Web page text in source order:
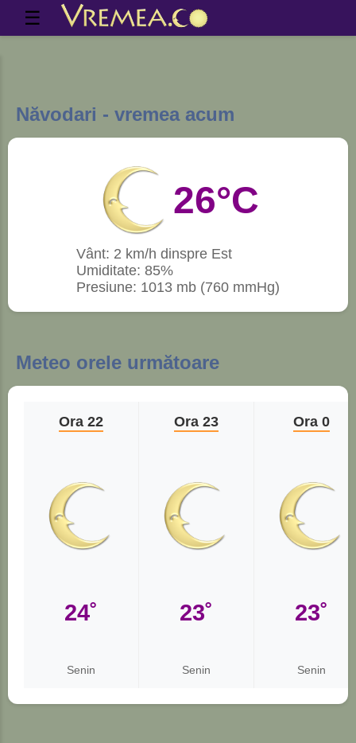
☰
Năvodari - vremea acum
26°C
Vânt: 2 km/h dinspre Est
Umiditate: 85%
Presiune: 1013 mb (760 mmHg)
Meteo orele următoare
Ora 22
24˚
Senin
Ora 23
23˚
Senin
Ora 0
23˚
Senin